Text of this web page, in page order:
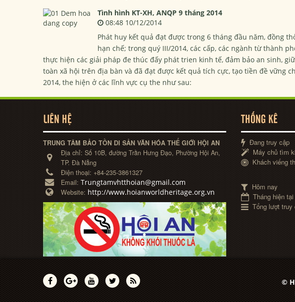
Tình hình KT-XH, ANQP 9 tháng 2014
08:48 10/12/2014
Phát huy kết quả đạt được trong 6 tháng đầu năm, đồng
hạn chế; trong quý III/2014, các cấp, các ngành từ thành
thực hiện các giải pháp đe thúc đấy phát trien kinh tế, đảm bảo an sinh,
toàn xã hội trên địa bàn và đã đạt được kết quả tích cực, tạo tiền đề vững
2014, the hiện ở các lĩnh vực cụ the như sau:
LIÊN HỆ
TRUNG TÂM BẢO TỒN DI SẢN VĂN HÓA THẾ GIỚI HỘI AN
Địa chỉ: Số 10B, đường Trần Hưng Đạo, Phường Hội An,
TP. Đà Nẵng
Điện thoại: +84-235-3861327
Email: Trungtamvhtthoian@gmail.com
Website: http://www.hoianworldheritage.org.vn
THỐNG KÊ
Đang truy cập
Máy chủ tìm
Khách viếng
Hôm nay
Tháng hiện tại
Tổng lượt truy
©